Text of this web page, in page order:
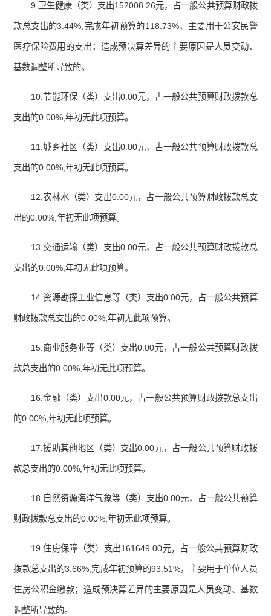
9.卫生健康（类）支出152008.26元，占一般公共预算财政拨
款总支出的3.44%,完成年初预算的118.73%，主要用于公安民警
医疗保险费用的支出；造成预决算差异的主要原因是人员变动、
基数调整所导致的。
10.节能环保（类）支出0.00元，占一般公共预算财政拨款总
支出的0.00%,年初无此项预算。
11.城乡社区（类）支出0.00元，占一般公共预算财政拨款总
支出的0.00%,年初无此项预算。
12.农林水（类）支出0.00元，占一般公共预算财政拨款总支
出的0.00%,年初无此项预算。
13.交通运输（类）支出0.00元，占一般公共预算财政拨款总
支出的0.00%,年初无此项预算。
14.资源勘探工业信息等（类）支出0.00元，占一般公共预算
财政拨款总支出的0.00%,年初无此项预算。
15.商业服务业等（类）支出0.00元，占一般公共预算财政拨
款总支出的0.00%,年初无此项预算。
16.金融（类）支出0.00元，占一般公共预算财政拨款总支出
的0.00%,年初无此项预算。
17.援助其他地区（类）支出0.00元，占一般公共预算财政拨
款总支出的0.00%,年初无此项预算。
18.自然资源海洋气象等（类）支出0.00元，占一般公共预算
财政拨款总支出的0.00%,年初无此项预算。
19.住房保障（类）支出161649.00元，占一般公共预算财政
拨款总支出的3.66%,完成年初预算的93.51%，主要用于单位人员
住房公积金缴款；造成预决算差异的主要原因是人员变动、基数
调整所导致的。